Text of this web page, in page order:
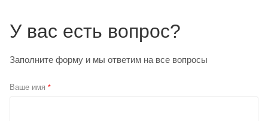
У вас есть вопрос?
Заполните форму и мы ответим на все вопросы
Ваше имя *